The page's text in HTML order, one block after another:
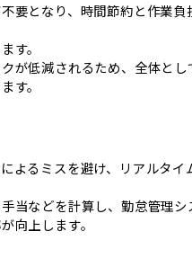
要となり、時間節約と作業負
す。
が低減されるため、全体と
す。
よるミスを避け、リアルタイ
当などを計算し、勤怠管理
向上します。